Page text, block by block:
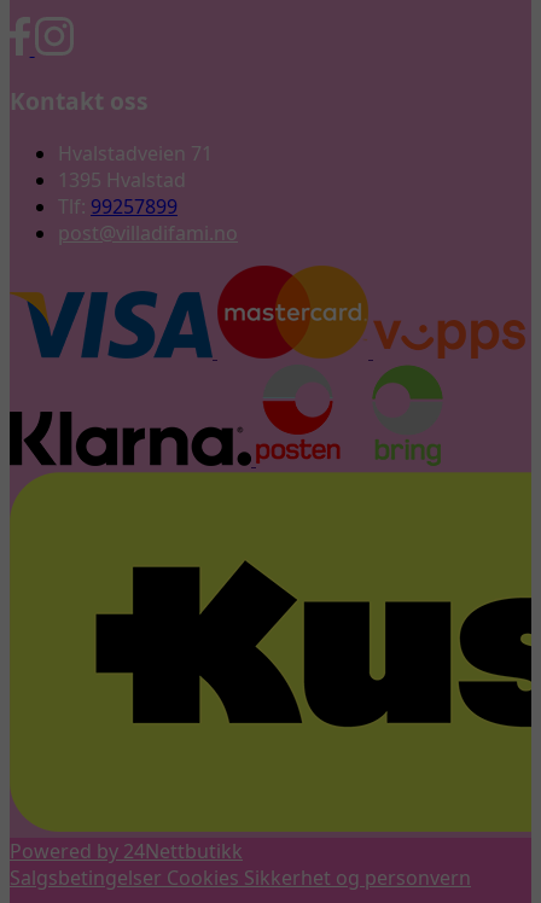
Kontakt oss
Hvalstadveien 71
1395 Hvalstad
Tlf: 99257899
post@villadifami.no
Powered by 24Nettbutikk
Salgsbetingelser Cookies Sikkerhet og personvern